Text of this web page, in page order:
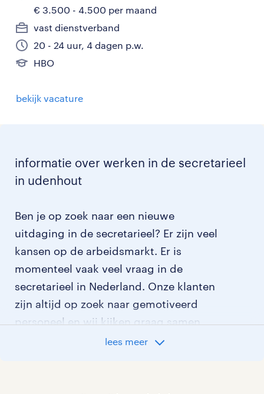
€ 3.500 - 4.500 per maand
vast dienstverband
20 - 24 uur, 4 dagen p.w.
HBO
bekijk vacature
informatie over werken in de secretarieel
in udenhout
Ben je op zoek naar een nieuwe
uitdaging in de secretarieel? Er zijn veel
kansen op de arbeidsmarkt. Er is
momenteel vaak veel vraag in de
secretarieel in Nederland. Onze klanten
zijn altijd op zoek naar gemotiveerd
personeel en wij kijken graag samen
met je naar de organisatie die het beste
lees meer